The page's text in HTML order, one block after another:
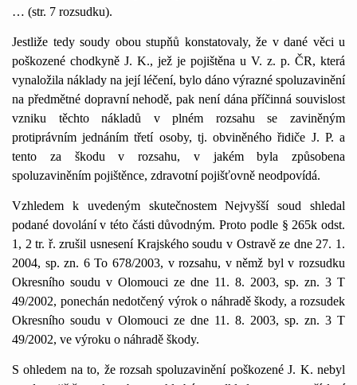
… (str. 7 rozsudku).
Jestliže tedy soudy obou stupňů konstatovaly, že v dané věci u
poškozené chodkyně J. K., jež je pojištěna u V. z. p. ČR, která
vynaložila náklady na její léčení, bylo dáno výrazné spoluzavinění
na předmětné dopravní nehodě, pak není dána příčinná souvislost
vzniku těchto nákladů v plném rozsahu se zaviněným
protiprávním jednáním třetí osoby, tj. obviněného řidiče J. P. a
tento za škodu v rozsahu, v jakém byla způsobena
spoluzaviněním pojištěnce, zdravotní pojišťovně neodpovídá.
Vzhledem k uvedeným skutečnostem Nejvyšší soud shledal
podané dovolání v této části důvodným. Proto podle § 265k odst.
1, 2 tr. ř. zrušil usnesení Krajského soudu v Ostravě ze dne 27. 1.
2004, sp. zn. 6 To 678/2003, v rozsahu, v němž byl v rozsudku
Okresního soudu v Olomouci ze dne 11. 8. 2003, sp. zn. 3 T
49/2002, ponechán nedotčený výrok o náhradě škody, a rozsudek
Okresního soudu v Olomouci ze dne 11. 8. 2003, sp. zn. 3 T
49/2002, ve výroku o náhradě škody.
S ohledem na to, že rozsah spoluzavinění poškozené J. K. nebyl